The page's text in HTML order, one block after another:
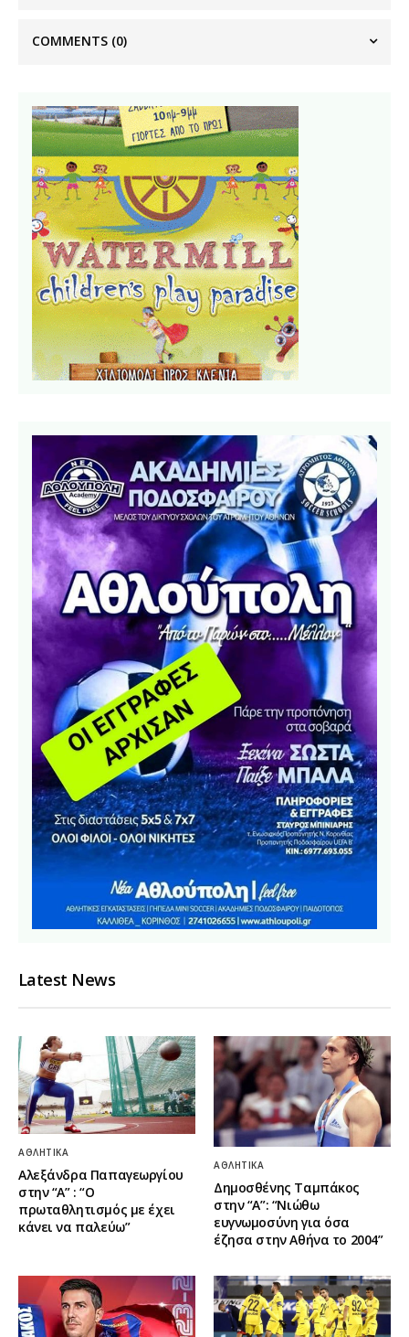
COMMENTS (0)
Latest News
ΑΘΛΗΤΙΚΆ
Αλεξάνδρα Παπαγεωργίου
στην “Α” : “Ο
πρωταθλητισμός με έχει
κάνει να παλεύω”
ΑΘΛΗΤΙΚΆ
Δημοσθένης Ταμπάκος
στην “A”: “Νιώθω
ευγνωμοσύνη για όσα
έζησα στην Αθήνα το 2004”